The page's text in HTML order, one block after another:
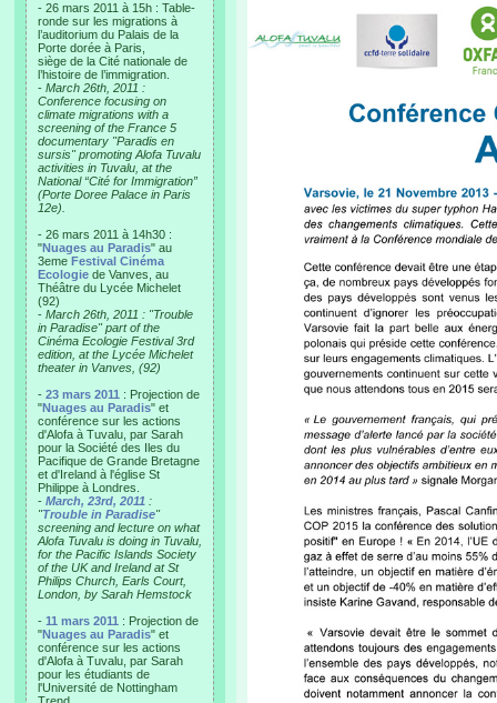
- 26 mars 2011 à 15h : Table-
ronde sur les migrations à
l’auditorium du Palais de la
Porte dorée à Paris,
siège de la Cité nationale de
l’histoire de l’immigration.
- March 26th, 2011 :
Conference focusing on
climate migrations with a
screening of the France 5
documentary "Paradis en
sursis" promoting Alofa Tuvalu
activities in Tuvalu, at the
National “Cité for Immigration”
(Porte Doree Palace in Paris
12e).
- 26 mars 2011 à 14h30 :
"Nuages au Paradis" au
3eme Festival Cinéma
Ecologie de Vanves, au
Théâtre du Lycée Michelet
(92)
- March 26th, 2011 : "Trouble
in Paradise" part of the
Cinéma Ecologie Festival 3rd
edition, at the Lycée Michelet
theater in Vanves, (92)
- 23 mars 2011 : Projection de
"Nuages au Paradis" et
conférence sur les actions
d'Alofa à Tuvalu, par Sarah
pour la Société des Iles du
Pacifique de Grande Bretagne
et d'Ireland à l'église St
Philippe à Londres.
- March, 23rd, 2011 :
"Trouble in Paradise"
screening and lecture on what
Alofa Tuvalu is doing in Tuvalu,
for the Pacific Islands Society
of the UK and Ireland at St
Philips Church, Earls Court,
London, by Sarah Hemstock
- 11 mars 2011 : Projection de
"Nuages au Paradis" et
conférence sur les actions
d'Alofa à Tuvalu, par Sarah
pour les étudiants de
l'Université de Nottingham